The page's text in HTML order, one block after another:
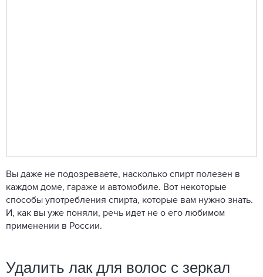
Вы даже не подозреваете, насколько спирт полезен в
каждом доме, гараже и автомобиле. Вот некоторые
способы употребления спирта, которые вам нужно знать.
И, как вы уже поняли, речь идет не о его любимом
применении в России.
Удалить лак для волос с зеркал